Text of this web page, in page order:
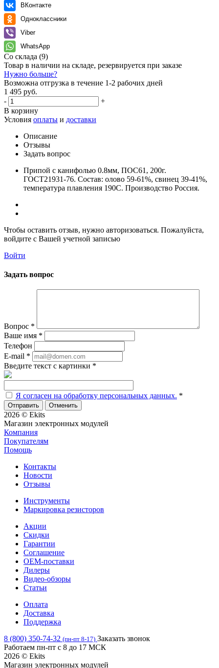
ВКонтакте
Одноклассники
Viber
WhatsApp
Со склада (9)
Товар в наличии на складе, резервируется при заказе
Нужно больше?
Возможна отгрузка в течение 1-2 рабочих дней
1 495 руб.
-
+
В корзину
Условия оплаты и доставки
Описание
Отзывы
Задать вопрос
Припой с канифолью 0.8мм, ПОС61, 200г.
ГОСТ21931-76. Состав: олово 59-61%, свинец 39-41%,
температура плавления 190С. Производство Россия.
Чтобы оставить отзыв, нужно авторизоваться. Пожалуйста,
войдите с Вашей учетной записью
Войти
Задать вопрос
Вопрос *
Ваше имя *
Телефон
E-mail *
Введите текст с картинки *
Я согласен на обработку персональных данных. *
Отменить
2026 © Ekits
Магазин электронных модулей
Компания
Покупателям
Помощь
Контакты
Новости
Отзывы
Инструменты
Маркировка резисторов
Акции
Скидки
Гарантии
Соглашение
OEM-поставки
Дилеры
Видео-обзоры
Статьи
Оплата
Доставка
Поддержка
8 (800) 350-74-32 (пн-пт 8-17) Заказать звонок
Работаем пн-пт с 8 до 17 МСК
2026 © Ekits
Магазин электронных модулей